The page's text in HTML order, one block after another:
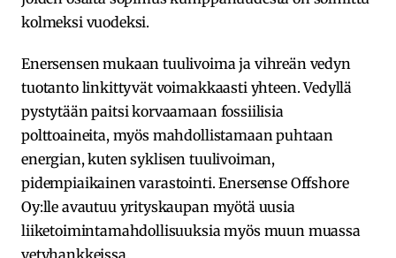
kolmeksi vuodeksi.
Enersensen mukaan tuulivoima ja vihreän vedyn
tuotanto linkittyvät voimakkaasti yhteen. Vedyllä
pystytään paitsi korvaamaan fossiilisia
polttoaineita, myös mahdollistamaan puhtaan
energian, kuten syklisen tuulivoiman,
pidempiaikainen varastointi. Enersense Offshore
Oy:lle avautuu yrityskaupan myötä uusia
liiketoimintamahdollisuuksia myös muun muassa
vetyhankkeissa.